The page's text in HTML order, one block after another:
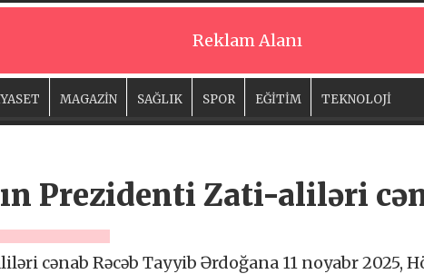
Reklam Alanı
MAGAZİN SAĞLIK SPOR EĞİTİM TEKNOLOJİ
Prezidenti Zati-aliləri
cənab Rəcəb Tayyib Ərdoğana 11 noyabr 2025,